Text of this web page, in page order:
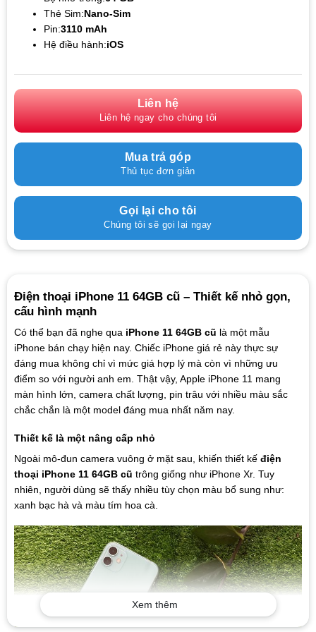
Điện thoại iPhone 11 64GB cũ – Thiết kế nhỏ gọn,
cấu hình mạnh
Có thể bạn đã nghe qua iPhone 11 64GB cũ là một mẫu
iPhone bán chạy hiện nay. Chiếc iPhone giá rẻ này thực sự
đáng mua không chỉ vì mức giá hợp lý mà còn vì những ưu
điểm so với người anh em. Thật vậy, Apple iPhone 11 mang
màn hình lớn, camera chất lượng, pin trâu với nhiều màu sắc
chắc chắn là một model đáng mua nhất năm nay.
Thiết kế là một nâng cấp nhỏ
Ngoài mô-đun camera vuông ở mặt sau, khiến thiết kế điện
thoại iPhone 11 64GB cũ trông giống như iPhone Xr. Tuy
nhiên, người dùng sẽ thấy nhiều tùy chọn màu bổ sung như:
xanh bạc hà và màu tím hoa cà.
Xem thêm
Thẻ Sim:Nano-Sim
Pin:3110 mAh
Hệ điều hành:iOS
Liên hệ
Liên hệ ngay cho chúng tôi
Mua trả góp
Thủ tục đơn giản
Gọi lại cho tôi
Chúng tôi sẽ gọi lại ngay